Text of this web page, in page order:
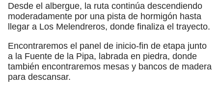
Desde el albergue, la ruta continúa descendiendo
moderadamente por una pista de hormigón hasta
llegar a Los Melendreros, donde finaliza el trayecto.
Encontraremos el panel de inicio-fin de etapa junto
a la Fuente de la Pipa, labrada en piedra, donde
también encontraremos mesas y bancos de madera
para descansar.